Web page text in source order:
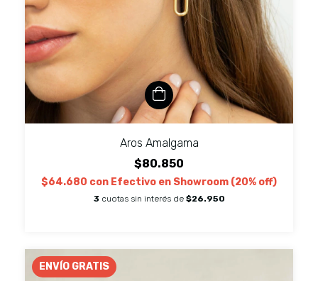
Aros Amalgama
$80.850
$64.680 con Efectivo en Showroom (20% off)
3 cuotas sin interés de $26.950
ENVÍO GRATIS